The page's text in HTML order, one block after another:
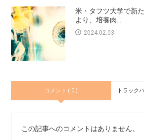
米・タフツ大学で新
より、培養肉...
2024.02.03
コメント ( 0 ) トラック
この記事へのコメントはありません。